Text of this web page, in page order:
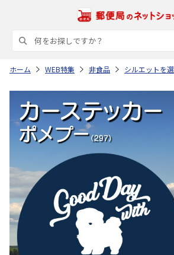
ホーム WEB特集 非食品 シルエットを